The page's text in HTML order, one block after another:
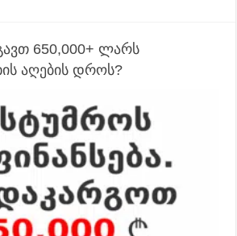
650,000+ ლარს
აღების დროს?